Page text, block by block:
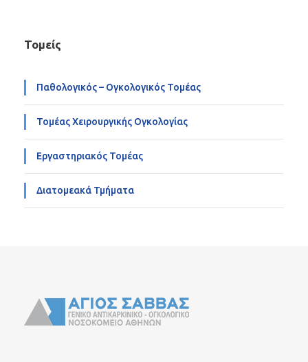
Τομείς
Παθολογικός – Ογκολογικός Τομέας
Τομέας Χειρουργικής Ογκολογίας
Εργαστηριακός Τομέας
Διατομεακά Τμήματα